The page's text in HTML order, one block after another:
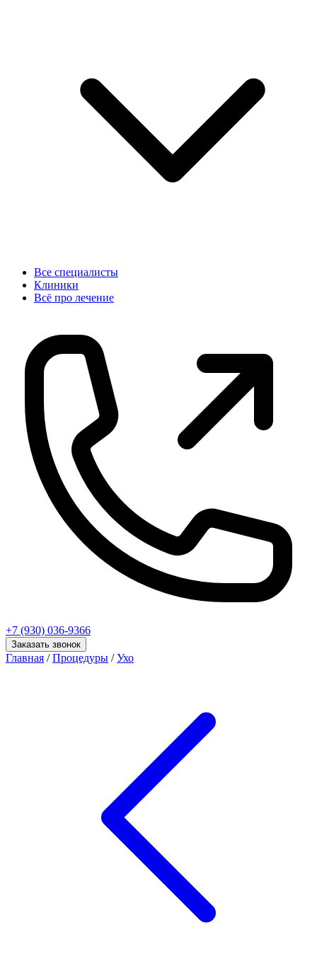
Все специалисты
Клиники
Всё про лечение
+7 (930) 036-9366
Заказать звонок
Главная /Процедуры /Ухо